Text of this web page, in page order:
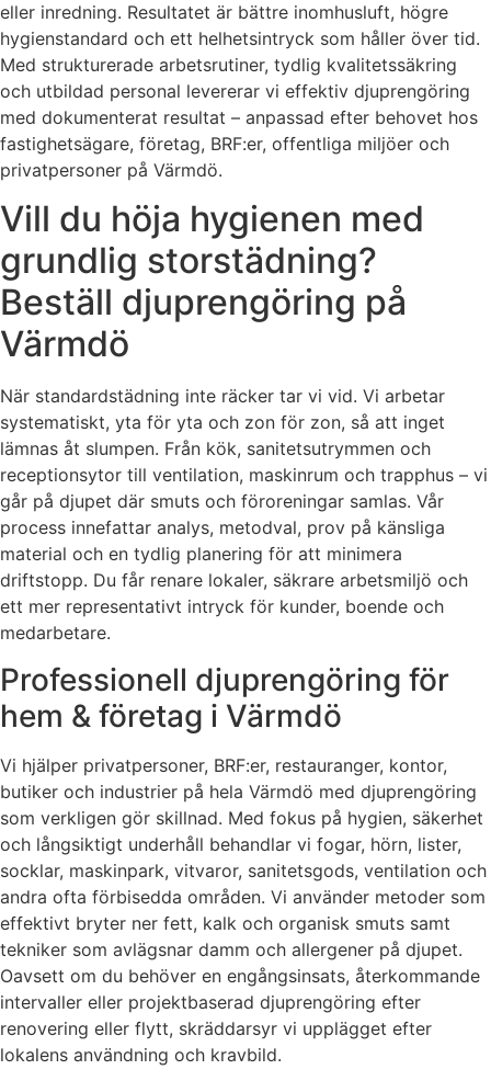
eller inredning. Resultatet är bättre inomhusluft, högre
hygienstandard och ett helhetsintryck som håller över tid.
Med strukturerade arbetsrutiner, tydlig kvalitetssäkring
och utbildad personal levererar vi effektiv djuprengöring
med dokumenterat resultat – anpassad efter behovet hos
fastighetsägare, företag, BRF:er, offentliga miljöer och
privatpersoner på Värmdö.
Vill du höja hygienen med
grundlig storstädning?
Beställ djuprengöring på
Värmdö
När standardstädning inte räcker tar vi vid. Vi arbetar
systematiskt, yta för yta och zon för zon, så att inget
lämnas åt slumpen. Från kök, sanitetsutrymmen och
receptionsytor till ventilation, maskinrum och trapphus – vi
går på djupet där smuts och föroreningar samlas. Vår
process innefattar analys, metodval, prov på känsliga
material och en tydlig planering för att minimera
driftstopp. Du får renare lokaler, säkrare arbetsmiljö och
ett mer representativt intryck för kunder, boende och
medarbetare.
Professionell djuprengöring för
hem & företag i Värmdö
Vi hjälper privatpersoner, BRF:er, restauranger, kontor,
butiker och industrier på hela Värmdö med djuprengöring
som verkligen gör skillnad. Med fokus på hygien, säkerhet
och långsiktigt underhåll behandlar vi fogar, hörn, lister,
socklar, maskinpark, vitvaror, sanitetsgods, ventilation och
andra ofta förbisedda områden. Vi använder metoder som
effektivt bryter ner fett, kalk och organisk smuts samt
tekniker som avlägsnar damm och allergener på djupet.
Oavsett om du behöver en engångsinsats, återkommande
intervaller eller projektbaserad djuprengöring efter
renovering eller flytt, skräddarsyr vi upplägget efter
lokalens användning och kravbild.